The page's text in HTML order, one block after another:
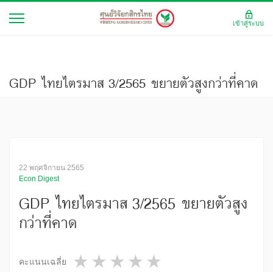
GDP ไทยไตรมาส 3/2565 ขยายตัวสูงกว่าที่คาด
22 พฤศจิกายน 2565
Econ Digest
GDP ไทยไตรมาส 3/2565 ขยายตัวสูง
กว่าที่คาด
คะแนนเฉลี่ย 4 stars
3 stars
2 stars
1 star
เข้าสู่ระบบ